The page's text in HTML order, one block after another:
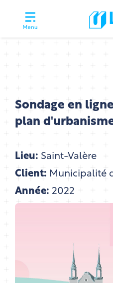
Sondage en
plan
Lieu: Saint-Valère
Client: Municipalité
Année: 2022